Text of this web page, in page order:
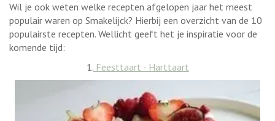
Wil je ook weten welke recepten afgelopen jaar het meest
populair waren op Smakelijck? Hierbij een overzicht van de 10
populairste recepten. Wellicht geeft het je inspiratie voor de
komende tijd:
1.Feesttaart - Harttaart